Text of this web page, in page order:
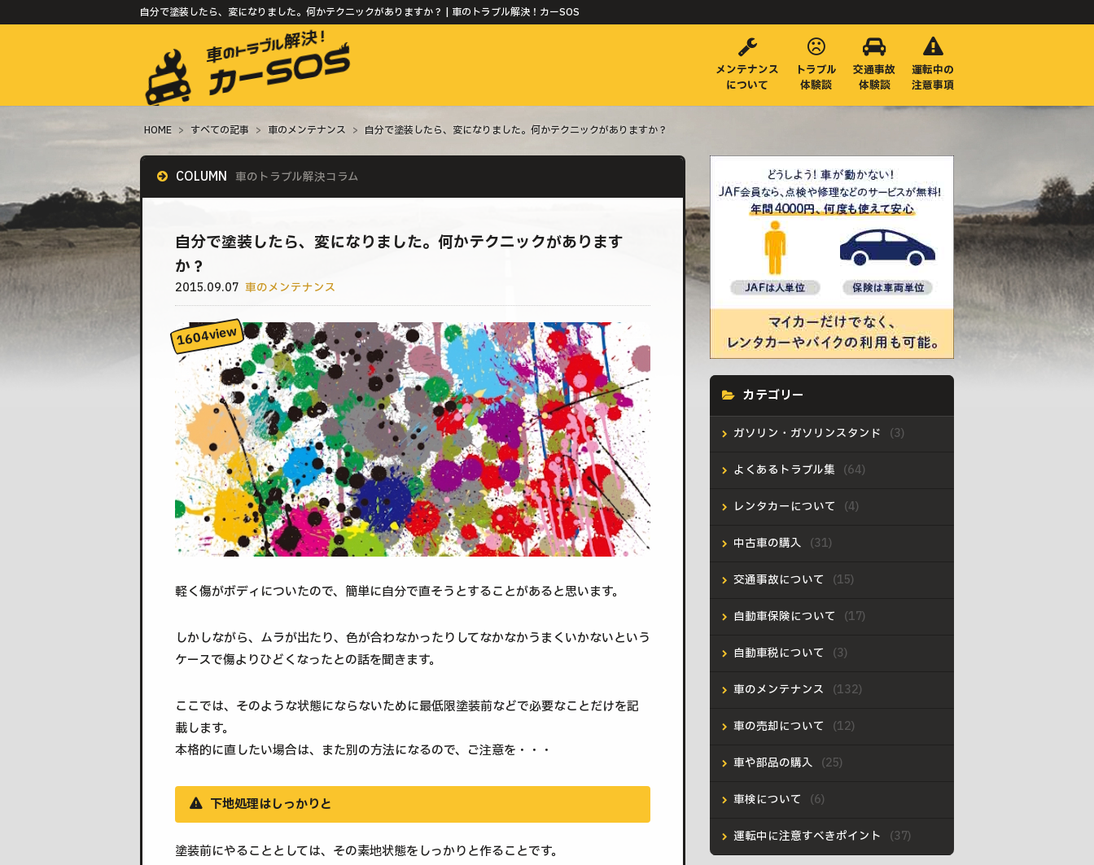
自分で塗装したら、変になりました。何かテクニックがありますか？ | 車のトラブル解決！カーSOS
メンテナンス
について
トラブル
体験談
交通事故
体験談
運転中の
注意事項
HOME > すべての記事 > 車のメンテナンス > 自分で塗装したら、変になりました。何かテクニックがありますか？
COLUMN 車のトラブル解決コラム
自分で塗装したら、変になりました。何かテクニックがあります
か？
2015.09.07 車のメンテナンス
軽く傷がボディについたので、簡単に自分で直そうとすることがあると思います。
しかしながら、ムラが出たり、色が合わなかったりしてなかなかうまくいかないという
ケースで傷よりひどくなったとの話を聞きます。
ここでは、そのような状態にならないために最低限塗装前などで必要なことだけを記
載します。
本格的に直したい場合は、また別の方法になるので、ご注意を・・・
下地処理はしっかりと
塗装前にやることとしては、その素地状態をしっかりと作ることです。
カテゴリー
ガソリン・ガソリンスタンド
よくあるトラブル集
レンタカーについて
中古車の購入
交通事故について
自動車保険について
自動車税について
車のメンテナンス
車の売却について
車や部品の購入
車検について
運転中に注意すべきポイント